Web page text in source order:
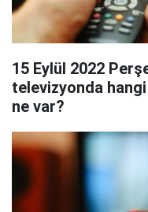
15 Eylül 2022
televizyonda
ne var?